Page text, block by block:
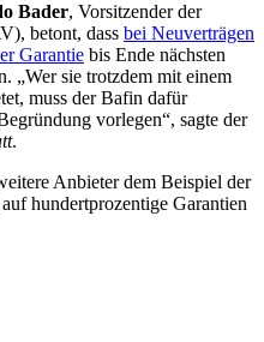
Bader, Vorsitzender der
betont, dass bei Neuverträgen
Garantie bis Ende nächsten
„Wer sie trotzdem mit einem
muss der Bafin dafür
vorlegen“, sagte der
.
Anbieter dem Beispiel der
hundertprozentige Garantien